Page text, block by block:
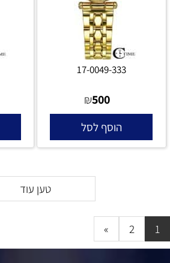
17-0049-333
₪500
הוסף לסל
טען עוד
1
2
»